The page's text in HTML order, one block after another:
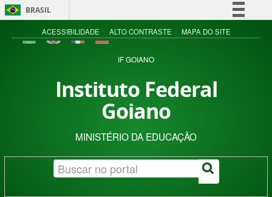
BRASIL
Simplifique!
Acesso à informação
ACESSIBILIDADE ALTO CONTRASTE MAPA DO SITE
IF GOIANO
Instituto Federal
Goiano
MINISTÉRIO DA EDUCAÇÃO